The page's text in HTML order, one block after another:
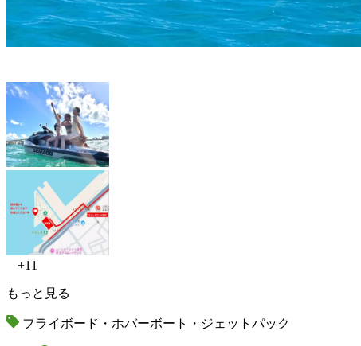
+11
もっと見る
フライボード・ホバーボート・ジェットパック